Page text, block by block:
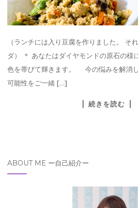
（ランチには入り豆腐を作りました。 そ
ダ） ＊ あなたはダイヤモンドの原石の様
色を帯びて輝きます。 今の悩みを解消
可能性をご一緒 […]
続きを読む
ABOUT ME ー自己紹介ー